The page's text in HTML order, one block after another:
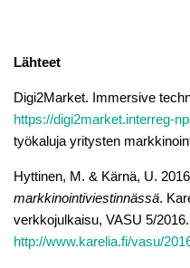
Lähteet
Digi2Market. Immersive
https://digi2market.interreg-
työkaluja yritysten
Hyttinen, M. & Kärnä, U.
markkinointiviestinnässä.
verkkojulkaisu, VASU 5/2016.
http://www.karelia.fi/vasu/